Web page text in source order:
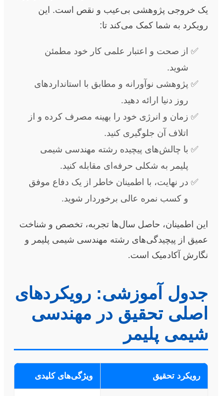
یک خروجی پژوهشی بی‌عیب و نقص است. این
رویکرد به شما کمک می‌کند تا:
از صحت و اعتبار علمی کار خود مطمئن
شوید.
پژوهشی نوآورانه و مطابق با استانداردهای
روز دنیا ارائه دهید.
زمان و انرژی خود را بهینه مصرف کرده و از
اتلاف آن جلوگیری کنید.
با چالش‌های پیچیده رشته مهندسی شیمی
پلیمر به شکلی حرفه‌ای مقابله کنید.
در نهایت، با اطمینان خاطر از یک دفاع موفق
و کسب نمره عالی برخوردار شوید.
این اطمینان، حاصل سال‌ها تجربه، تخصص و شناخت
عمیق از پیچیدگی‌های رشته مهندسی شیمی پلیمر و
نگارش آکادمیک است.
جدول آموزشی: رویکردهای
اصلی تحقیق در مهندسی
شیمی پلیمر
رویکرد تحقیق ویژگی‌های کلیدی